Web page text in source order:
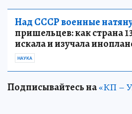
Над СССР военные
пришельцев: как страна
искала и изучала
НАУКА
Подписывайтесь на«КП –